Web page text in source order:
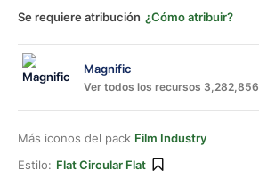
Se requiere atribución ¿Cómo atribuir?
Magnific
Ver todos los recursos 3,282,856
Más iconos del pack Film Industry
Estilo: Flat Circular Flat